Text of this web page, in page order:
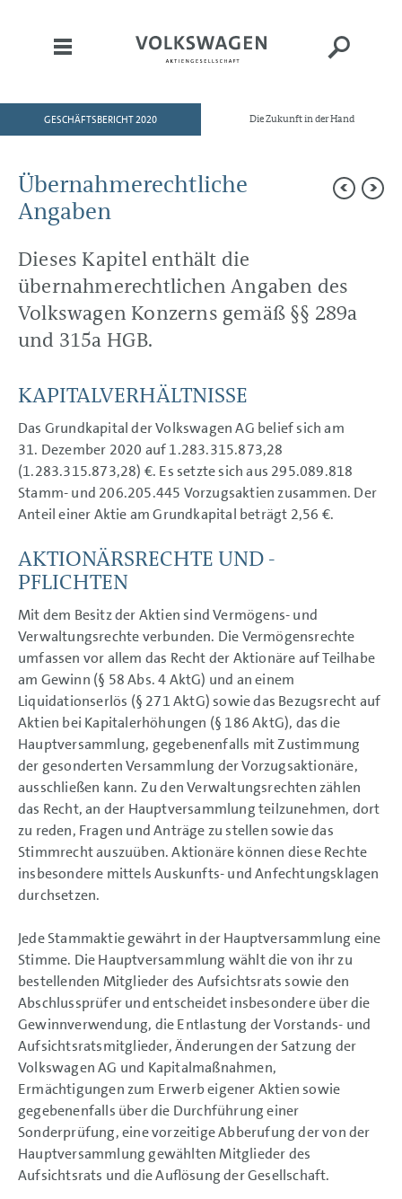
HOME
KONZERNBEREICHE
CORPORATE GOVERNANCE
KONZERNLAGEBERICHT
Ziele und Strategien
Steuerung und Kennzahlen
Struktur und Geschäftstätigkeit
Übernahmerechtliche
Angaben
Ertrags-, Finanz- und
Kapitalrendite (RoI) und
Wertbeitrag
Volkswagen AG
Nachhaltige Wertsteigerung
Prognosebericht
KONZERNABSCHLUSS
ANHANG
Die Zukunft in der Hand
GESCHÄFTSBERICHT 2020
Übernahmerechtliche
Angaben
Dieses Kapitel enthält die
übernahmerechtlichen Angaben des
Volkswagen Konzerns gemäß §§ 289a
und 315a HGB.
KAPITALVERHÄLTNISSE
Das Grundkapital der Volkswagen AG belief sich am
31. Dezember 2020 auf 1.283.315.873,28
(1.283.315.873,28) €. Es setzte sich aus 295.089.818
Stamm- und 206.205.445 Vorzugsaktien zusammen. Der
Anteil einer Aktie am Grundkapital beträgt 2,56 €.
AKTIONÄRSRECHTE UND -
PFLICHTEN
Mit dem Besitz der Aktien sind Vermögens- und
Verwaltungsrechte verbunden. Die Vermögensrechte
umfassen vor allem das Recht der Aktionäre auf Teilhabe
am Gewinn (§ 58 Abs. 4 AktG) und an einem
Liquidationserlös (§ 271 AktG) sowie das Bezugsrecht auf
Aktien bei Kapitalerhöhungen (§ 186 AktG), das die
Hauptversammlung, gegebenenfalls mit Zustimmung
der gesonderten Versammlung der Vorzugsaktionäre,
ausschließen kann. Zu den Verwaltungsrechten zählen
das Recht, an der Hauptversammlung teilzunehmen, dort
zu reden, Fragen und Anträge zu stellen sowie das
Stimmrecht auszuüben. Aktionäre können diese Rechte
insbesondere mittels Auskunfts- und Anfechtungsklagen
durchsetzen.
Jede Stammaktie gewährt in der Hauptversammlung eine
Stimme. Die Hauptversammlung wählt die von ihr zu
bestellenden Mitglieder des Aufsichtsrats sowie den
Abschlussprüfer und entscheidet insbesondere über die
Gewinnverwendung, die Entlastung der Vorstands- und
Aufsichtsratsmitglieder, Änderungen der Satzung der
Volkswagen AG und Kapitalmaßnahmen,
Ermächtigungen zum Erwerb eigener Aktien sowie
gegebenenfalls über die Durchführung einer
Sonderprüfung, eine vorzeitige Abberufung der von der
Hauptversammlung gewählten Mitglieder des
Aufsichtsrats und die Auflösung der Gesellschaft.